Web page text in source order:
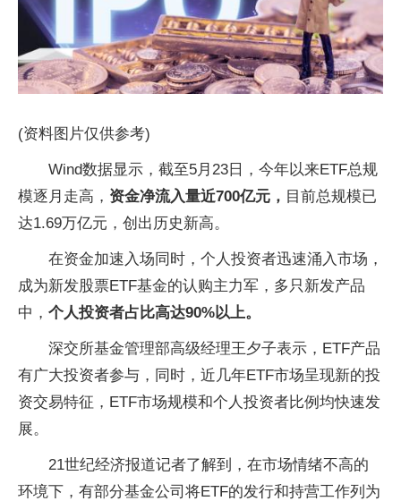
(资料图片仅供参考)
Wind数据显示，截至5月23日，今年以来ETF总规
模逐月走高， 资金净流入量近700亿元， 目前总规模已
达1.69万亿元，创出历史新高。
在资金加速入场同时，个人投资者迅速涌入市场，
成为新发股票ETF基金的认购主力军，多只新发产品
中， 个人投资者占比高达90%以上。
深交所基金管理部高级经理王夕子表示，ETF产品
有广大投资者参与，同时，近几年ETF市场呈现新的投
资交易特征，ETF市场规模和个人投资者比例均快速发
展。
21世纪经济报道记者了解到，在市场情绪不高的
环境下，有部分基金公司将ETF的发行和持营工作列为